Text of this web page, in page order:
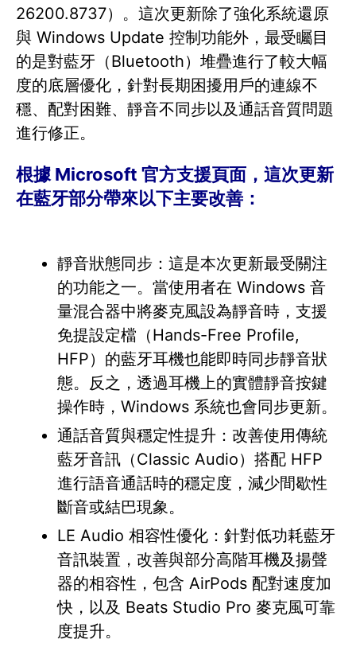
26200.8737）。這次更新除了強化系統還原
與 Windows Update 控制功能外，最受矚目
的是對藍牙（Bluetooth）堆疊進行了較大幅
度的底層優化，針對長期困擾用戶的連線不
穩、配對困難、靜音不同步以及通話音質問題
進行修正。
根據 Microsoft 官方支援頁面，這次更新
在藍牙部分帶來以下主要改善：
靜音狀態同步：這是本次更新最受關注
的功能之一。當使用者在 Windows 音
量混合器中將麥克風設為靜音時，支援
免提設定檔（Hands-Free Profile,
HFP）的藍牙耳機也能即時同步靜音狀
態。反之，透過耳機上的實體靜音按鍵
操作時，Windows 系統也會同步更新。
通話音質與穩定性提升：改善使用傳統
藍牙音訊（Classic Audio）搭配 HFP
進行語音通話時的穩定度，減少間歇性
斷音或結巴現象。
LE Audio 相容性優化：針對低功耗藍牙
音訊裝置，改善與部分高階耳機及揚聲
器的相容性，包含 AirPods 配對速度加
快，以及 Beats Studio Pro 麥克風可靠
度提升。